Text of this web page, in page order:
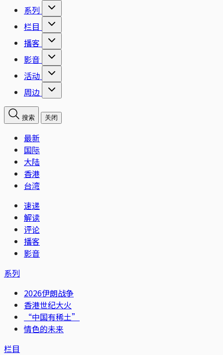
系列
栏目
播客
影音
活动
周边
搜索 关闭
最新
国际
大陆
香港
台湾
速递
解读
评论
播客
影音
系列
2026伊朗战争
香港世纪大火
“中国有稀土”
情色的未来
栏目